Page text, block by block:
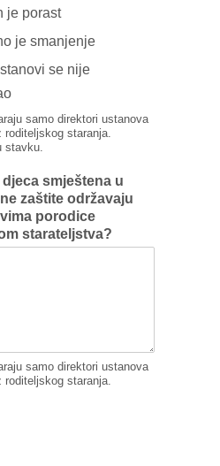
je porast
je smanjenje
se nije
samo direktori ustanova
staranja.
stavku.
smještena u
zaštite održavaju
porodice
starateljstva?
samo direktori ustanova
staranja.